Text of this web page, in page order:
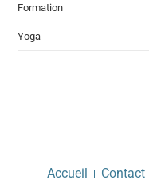
Formation
Yoga
Accueil Contact